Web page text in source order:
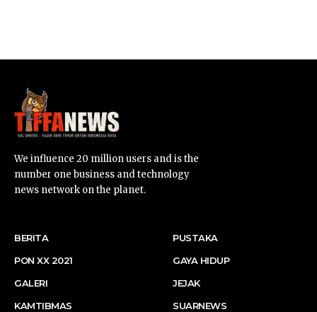
We influence 20 million users and is the
number one business and technology
news network on the planet.
BERITA
PON XX 2021
GALERI
KAMTIBMAS
PUSTAKA
GAYA HIDUP
JEJAK
SUARNEWS